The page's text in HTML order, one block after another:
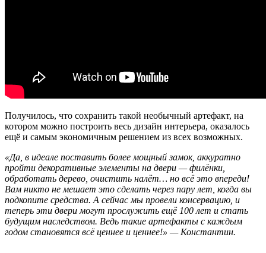
Получилось, что сохранить такой необычный артефакт, на
котором можно построить весь дизайн интерьера, оказалось
ещё и самым экономичным решением из всех возможных.
«Да, в идеале поставить более мощный замок, аккуратно
пройти декоративные элементы на двери — филёнки,
обработать дерево, очистить налёт… но всё это впереди!
Вам никто не мешает это сделать через пару лет, когда вы
подкопите средства. А сейчас мы провели консервацию, и
теперь эти двери могут прослужить ещё 100 лет и стать
будущим наследством. Ведь такие артефакты с каждым
годом становятся всё ценнее и ценнее!» — Константин.